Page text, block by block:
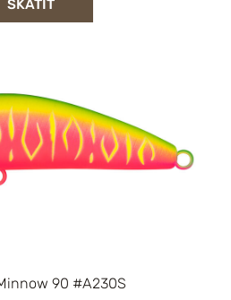
SKATĪT
90 #A230S